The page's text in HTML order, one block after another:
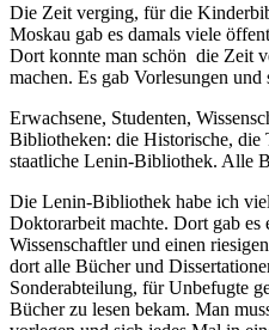
Die Zeit verging, für die
Moskau gab es damals viele
Dort konnte man schön die Zeit
machen. Es gab Vorlesungen und
Erwachsene, Studenten,
Bibliotheken: die Historische, die
staatliche Lenin-Bibliothek. Alle
Die Lenin-Bibliothek habe ich
Doktorarbeit machte. Dort gab es
Wissenschaftler und einen
dort alle Bücher und
Sonderabteilung, für Unbefugte
Bücher zu lesen bekam. Man